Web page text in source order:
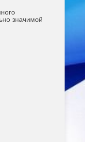
значимой